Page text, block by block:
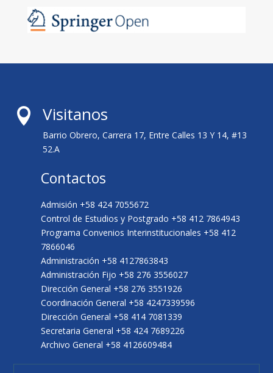
 Visitanos
Barrio Obrero, Carrera 17, Entre Calles 13 Y 14, #13
52.A
Contactos
Admisión +58 424 7055672
Control de Estudios y Postgrado +58 412 7864943
Programa Convenios Interinstitucionales +58 412
7866046
Administración +58 4127863843
Administración Fijo +58 276 3556027
Dirección General +58 276 3551926
Coordinación General +58 4247339596
Dirección General +58 414 7081339
Secretaria General +58 424 7689226
Archivo General +58 4126609484